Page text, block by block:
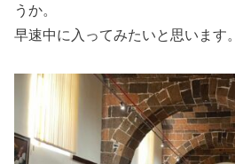
うか。
早速中に入ってみたいと思います。